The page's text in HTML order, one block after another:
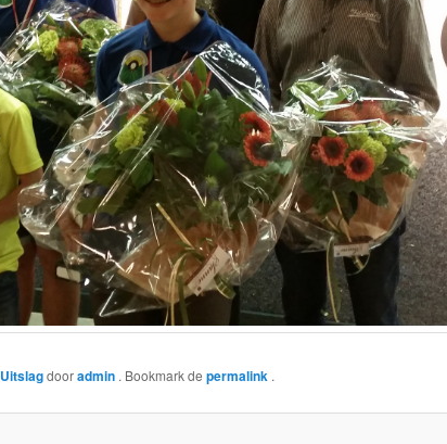
Uitslagdooradmin . Bookmark de permalink .